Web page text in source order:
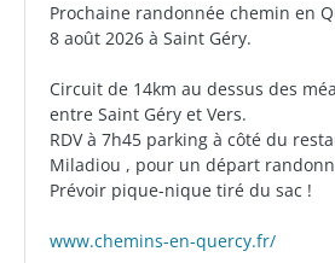
Prochaine randonnée chemin en
8 août 2026 à Saint Géry.
Circuit de 14km au dessus des
entre Saint Géry et Vers.
RDV à 7h45 parking à côté du
Miladiou , pour un départ
Prévoir pique-nique tiré du sac !
www.chemins-en-quercy.fr/